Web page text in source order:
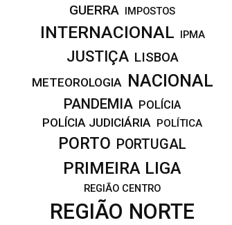
GUERRA IMPOSTOS
INTERNACIONAL IPMA
JUSTIÇA LISBOA
METEOROLOGIA NACIONAL
PANDEMIA POLÍCIA
POLÍCIA JUDICIÁRIA POLÍTICA
PORTO PORTUGAL
PRIMEIRA LIGA
REGIÃO CENTRO
REGIÃO NORTE